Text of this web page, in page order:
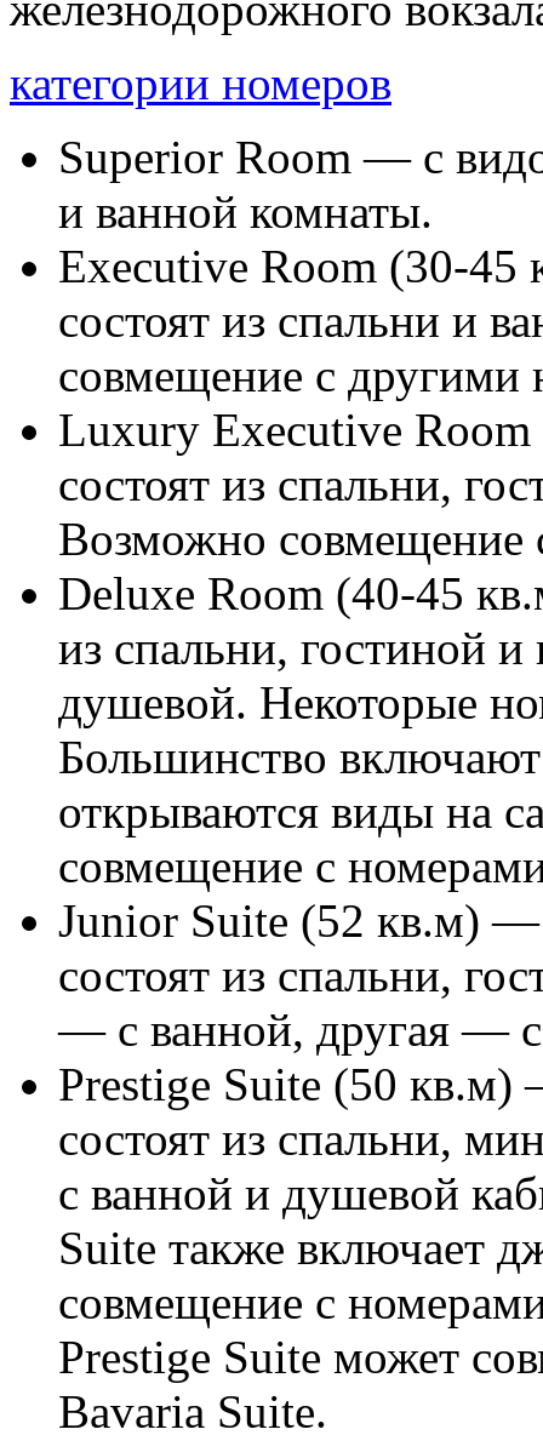
категории номеров
Superior Room — с
и ванной комнаты.
Executive Room (30-
состоят из спальни и
совмещение с другими
Luxury Executive
состоят из спальни,
Возможно совмещение
Deluxe Room (40-45
из спальни, гостиной
душевой. Некоторые
Большинство
открываются виды на
совмещение с
Junior Suite (52 кв.м) —
состоят из спальни,
— с ванной, другая —
Prestige Suite (50 кв.м)
состоят из спальни,
с ванной и душевой
Suite также включает
совмещение с
Prestige Suite может
Bavaria Suite.